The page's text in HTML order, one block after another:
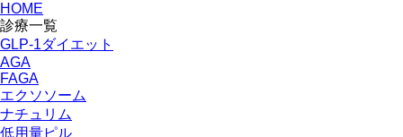
HOME
診療一覧
GLP-1ダイエット
AGA
FAGA
エクソソーム
ナチュリム
低用量ピル